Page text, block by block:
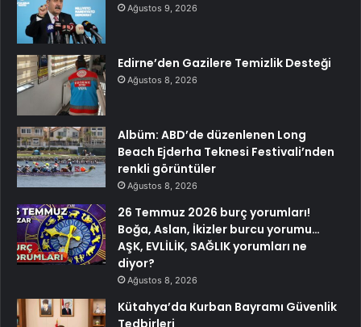
Ağustos 9, 2026
Edirne’den Gazilere Temizlik Desteği
Ağustos 8, 2026
Albüm: ABD’de düzenlenen Long
Beach Ejderha Teknesi Festivali’nden
renkli görüntüler
Ağustos 8, 2026
26 Temmuz 2026 burç yorumları!
Boğa, Aslan, İkizler burcu yorumu…
AŞK, EVLİLİK, SAĞLIK yorumları ne
diyor?
Ağustos 8, 2026
Kütahya’da Kurban Bayramı Güvenlik
Tedbirleri